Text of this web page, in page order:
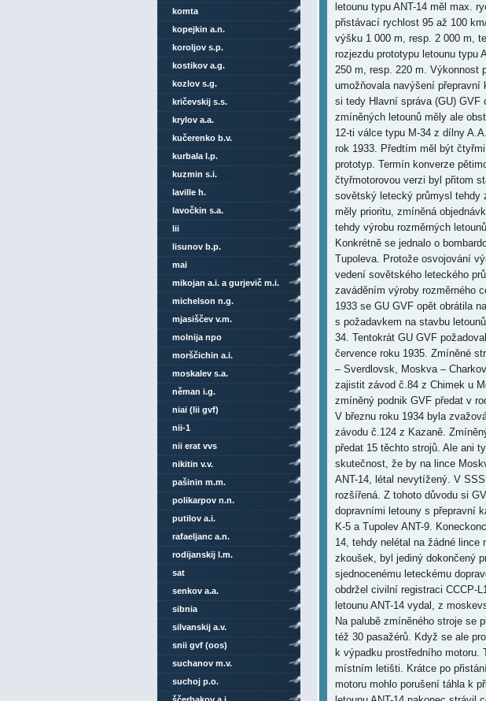
letounu typu ANT-14 měl max.
přistávací rychlost 95 až 100
výšku 1 000 m, resp. 2 000 m,
rozjezdu prototypu letounu typu
250 m, resp. 220 m. Výkonnost
umožňovala navýšení přepravní
si tedy Hlavní správa (GU) GVF
zmíněných letounů měly ale
12-ti válce typu M-34 z dílny
rok 1933. Předtím měl být
prototyp. Termín konverze
čtyřmotorovou verzi byl přitom
sovětský letecký průmysl tehdy
měly prioritu, zmíněná
tehdy výrobu rozměrných
Konkrétně se jednalo o
Tupoleva. Protože osvojování
vedení sovětského leteckého
zaváděním výroby rozměrného
1933 se GU GVF opět obrátila
s požadavkem na stavbu
34. Tentokrát GU GVF
července roku 1935. Zmíněné
– Sverdlovsk, Moskva –
zajistit závod č.84 z Chimek u
zmíněný podnik GVF předat v
V březnu roku 1934 byla
závodu č.124 z Kazaně.
předat 15 těchto strojů. Ale ani
skutečnost, že by na lince
ANT-14, létal nevytížený. V
rozšířená. Z tohoto důvodu si
dopravními letouny s přepravní
K-5 a Tupolev ANT-9.
14, tehdy nelétal na žádné
zkoušek, byl jediný dokončený
sjednocenému leteckému
obdržel civilní registraci CCCP-
letounu ANT-14 vydal, z
Na palubě zmíněného stroje se
též 30 pasažérů. Když se ale
k výpadku prostředního motoru.
místním letišti. Krátce po
motoru mohlo porušení táhla k
komta
kopejkin a.n.
koroljov s.p.
kostikov a.g.
kozlov s.g.
kričevskij s.s.
krylov a.a.
kučerenko b.v.
kurbala l.p.
kuzmin s.i.
laville h.
lavočkin s.a.
lii
lisunov b.p.
mai
mikojan a.i. a gurjevič m.i.
michelson n.g.
mjasiščev v.m.
molnija npo
morščichin a.i.
moskalev s.a.
něman i.g.
niai (lii gvf)
nii-1
nii erat vvs
nikitin v.v.
pašinin m.m.
polikarpov n.n.
putilov a.i.
rafaeljanc a.n.
rodijanskij l.m.
sat
senkov a.a.
sibnia
silvanskij a.v.
snii gvf (oos)
suchanov m.v.
suchoj p.o.